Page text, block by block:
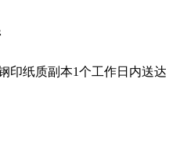
印纸质副本1个工作日内送达